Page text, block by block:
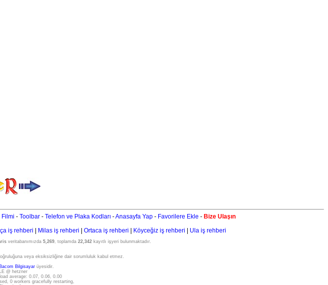
Filmi - Toolbar - Telefon ve Plaka Kodları -Anasayfa Yap - Favorilere Ekle - Bize Ulaşın
iş rehberi Milas iş rehberi Ortaca iş rehberi Köyceğiz iş rehberi Ula iş rehberi
veritabanımızda 5,269, toplamda 22,342kayıtlı işyeri bulunmaktadır.
veya eksiksizliğine dair sorumluluk kabul etmez.
Bilgisayarüyesidir.
@ hetzner
average: 0.07, 0.06, 0.00
0 workers gracefully restarting,